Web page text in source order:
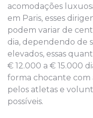
acomodações
em Paris, esses
podem variar de
dia, dependendo de
elevados, essas
€ 12.000 a € 15.000
forma chocante com
pelos atletas e
possíveis.